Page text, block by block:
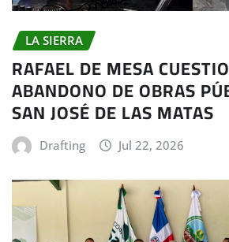
LA SIERRA
RAFAEL DE MESA
ABANDONO DE OBRAS
SAN JOSÉ DE LAS MATAS
Drafting Jul 22, 2026